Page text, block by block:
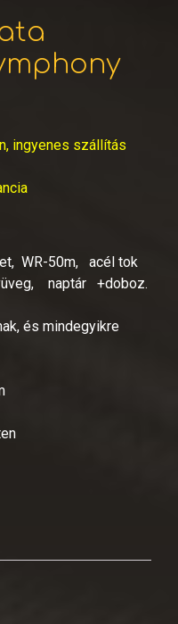
ingyenes szállítás
WR-50m, acél tok
naptár +doboz.
és mindegyikre